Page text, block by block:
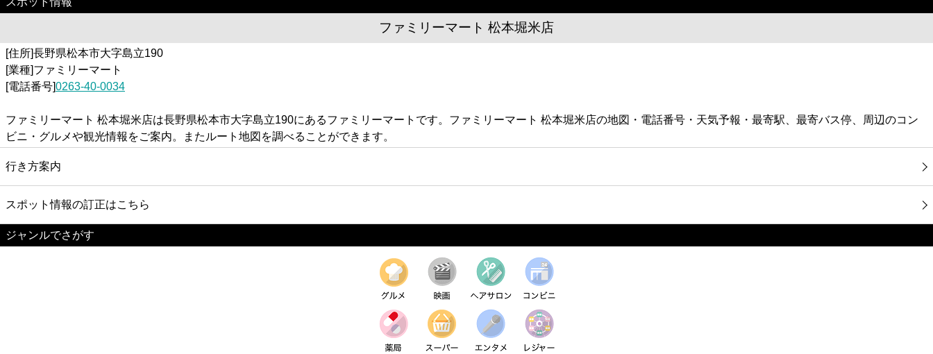
ファミリーマート 松本堀米店
[住所]長野県松本市大字島立190
[業種]ファミリーマート
[電話番号]0263-40-0034
ファミリーマート 松本堀米店は長野県松本市大字島立190にあるファミリーマートです。ファミリーマート 松本堀米店の地図・電話番号・天気予報・最寄駅、最寄バス停、周辺のコン
ビニ・グルメや観光情報をご案内。またルート地図を調べることができます。
行き方案内
スポット情報の訂正はこちら
ジャンルでさがす